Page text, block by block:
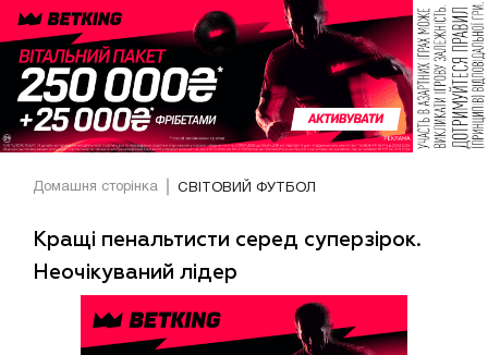
Домашня сторінка СВІТОВИЙ ФУТБОЛ
Кращі пенальтисти серед суперзірок.
Неочікуваний лідер